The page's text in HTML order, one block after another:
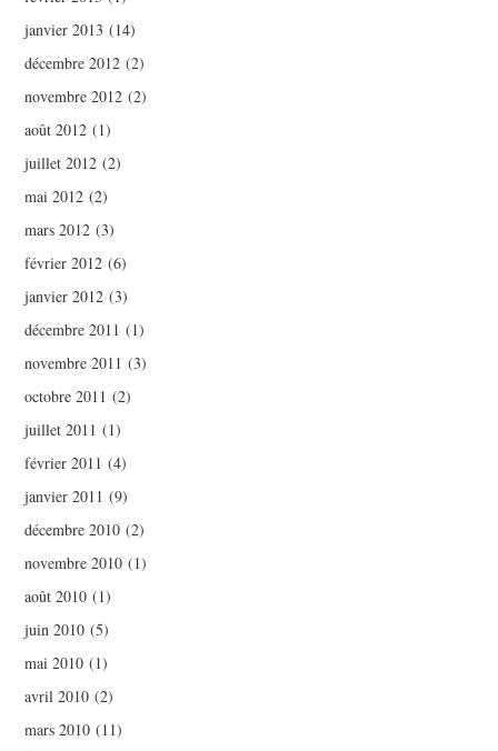
janvier 2013 (14)
décembre 2012 (2)
novembre 2012 (2)
août 2012 (1)
juillet 2012 (2)
mai 2012 (2)
mars 2012 (3)
février 2012 (6)
janvier 2012 (3)
décembre 2011 (1)
novembre 2011 (3)
octobre 2011 (2)
juillet 2011 (1)
février 2011 (4)
janvier 2011 (9)
décembre 2010 (2)
novembre 2010 (1)
août 2010 (1)
juin 2010 (5)
mai 2010 (1)
avril 2010 (2)
mars 2010 (11)